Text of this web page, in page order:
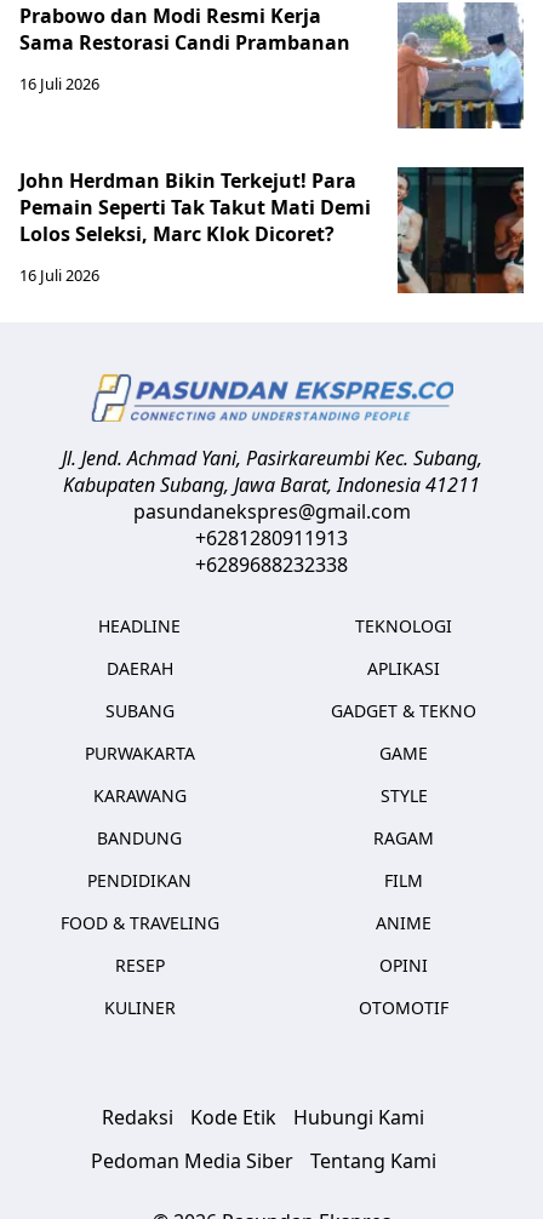
Prabowo dan Modi Resmi Kerja
Sama Restorasi Candi Prambanan
16 Juli 2026
John Herdman Bikin Terkejut! Para
Pemain Seperti Tak Takut Mati Demi
Lolos Seleksi, Marc Klok Dicoret?
16 Juli 2026
Jl. Jend. Achmad Yani, Pasirkareumbi Kec. Subang,
Kabupaten Subang, Jawa Barat,Indonesia41211
pasundanekspres@gmail.com
+6281280911913
+6289688232338
HEADLINE
DAERAH
SUBANG
PURWAKARTA
KARAWANG
BANDUNG
PENDIDIKAN
FOOD & TRAVELING
RESEP
KULINER
TEKNOLOGI
APLIKASI
GADGET & TEKNO
GAME
STYLE
RAGAM
FILM
ANIME
OPINI
OTOMOTIF
Redaksi Kode Etik
Hubungi Kami
Pedoman Media Siber
Tentang Kami